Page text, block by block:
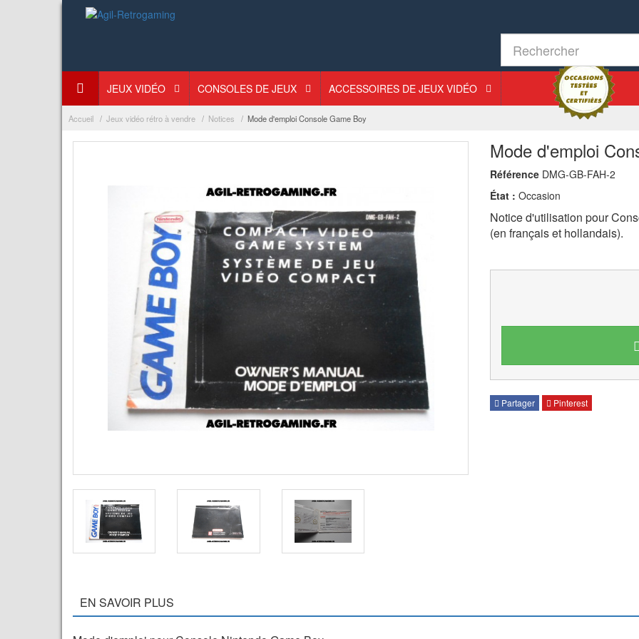
JEUX VIDÉO CONSOLES DE JEUX ACCESSOIRES DE JEUX VIDÉO
Accueil Jeux vidéo rétro à vendre Notices Mode d'emploi Console Game Boy
Mode d'emploi
Référence DMG-GB-FAH-2
État : Occasion
Notice d'utilisation pour
(en français et hollandais).
Partager Pinterest
EN SAVOIR PLUS